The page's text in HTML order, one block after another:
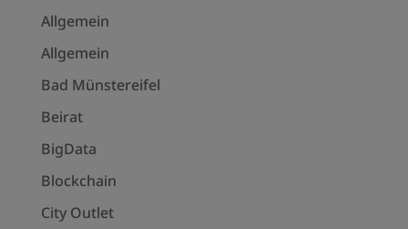
Allgemein
Allgemein
Bad Münstereifel
Beirat
BigData
Blockchain
City Outlet